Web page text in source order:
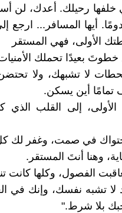
خلفها رحيلك. أعدك، لن
أيها المسافر... ارجع
الأولى، فهي المستقر
خطوتَ بعيدًا تحملك
لا تشبهك، ولا
أين يسكن.
إلى القلب
في صمت، وغفر لك
وهنا أنتَ المستقر.
الفصول، وكلها كانت
لا تشبه نفسك، وإنك في
بلا شرط."